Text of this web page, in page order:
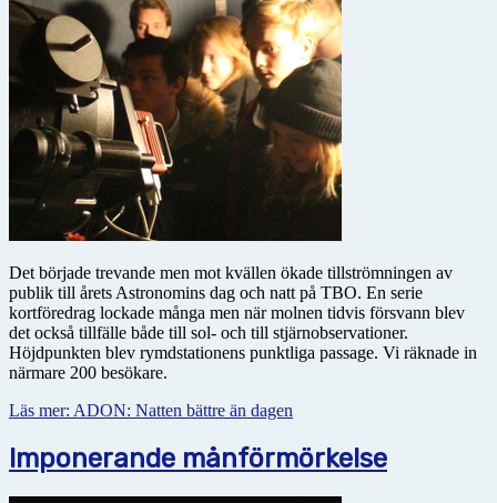
Det började trevande men mot kvällen ökade tillströmningen av
publik till årets Astronomins dag och natt på TBO. En serie
kortföredrag lockade många men när molnen tidvis försvann blev
det också tillfälle både till sol- och till stjärnobservationer.
Höjdpunkten blev rymdstationens punktliga passage. Vi räknade in
närmare 200 besökare.
Läs mer: ADON: Natten bättre än dagen
Imponerande månförmörkelse